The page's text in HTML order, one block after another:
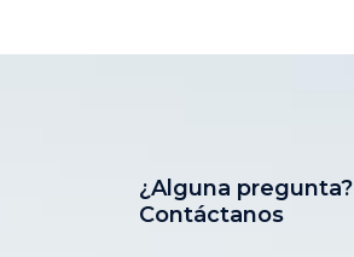
¿Alguna pregunta?
Contáctanos